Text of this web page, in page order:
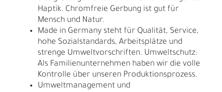
Haptik. Chromfreie Gerbung ist gut für
Mensch und Natur.
Made in Germany steht für Qualität, Service,
hohe Sozialstandards, Arbeitsplätze und
strenge Umweltvorschriften. Umweltschutz:
Als Familienunternehmen haben wir die volle
Kontrolle über unseren Produktionsprozess.
Umweltmanagement und